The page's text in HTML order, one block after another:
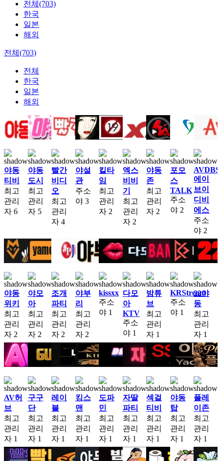
전체(703)
한국
일본
해외
전체(703)
전체
한국
일본
해외
야동
티비
최고
관리
자 6
야동
도시
최고
관리
자 5
빨간
비디
오
최고
관리
자 4
야설
관
주소
야 3
킬타
임
최고
관리
자 2
엑스
비비
기
최고
관리
자 2
야동
존
최고
관리
자 2
포모
스
TALK
주소
야 2
에이
브이
디비
에스
주소
야 2
야동
위키
최고
관리
자 2
야모
아
최고
관리
자 2
조개
파티
최고
관리
자 2
야부
리
최고
관리
자 2
kissxx
주소
야 1
다모
아
KTV
주소
야 1
밤튜
브
최고
관리
자 1
KRStream
주소
야 1
22야
동
최고
관리
자 1
AV허
브
최고
관리
자 1
구구
단
최고
관리
자 1
레이
블
최고
관리
자 1
킹스
맨
최고
관리
자 1
도파
민
최고
관리
자 1
자딸
파티
최고
관리
자 1
섹걸
티비
최고
관리
자 1
야동
탑
최고
관리
자 1
플레
이존
최고
관리
자 1